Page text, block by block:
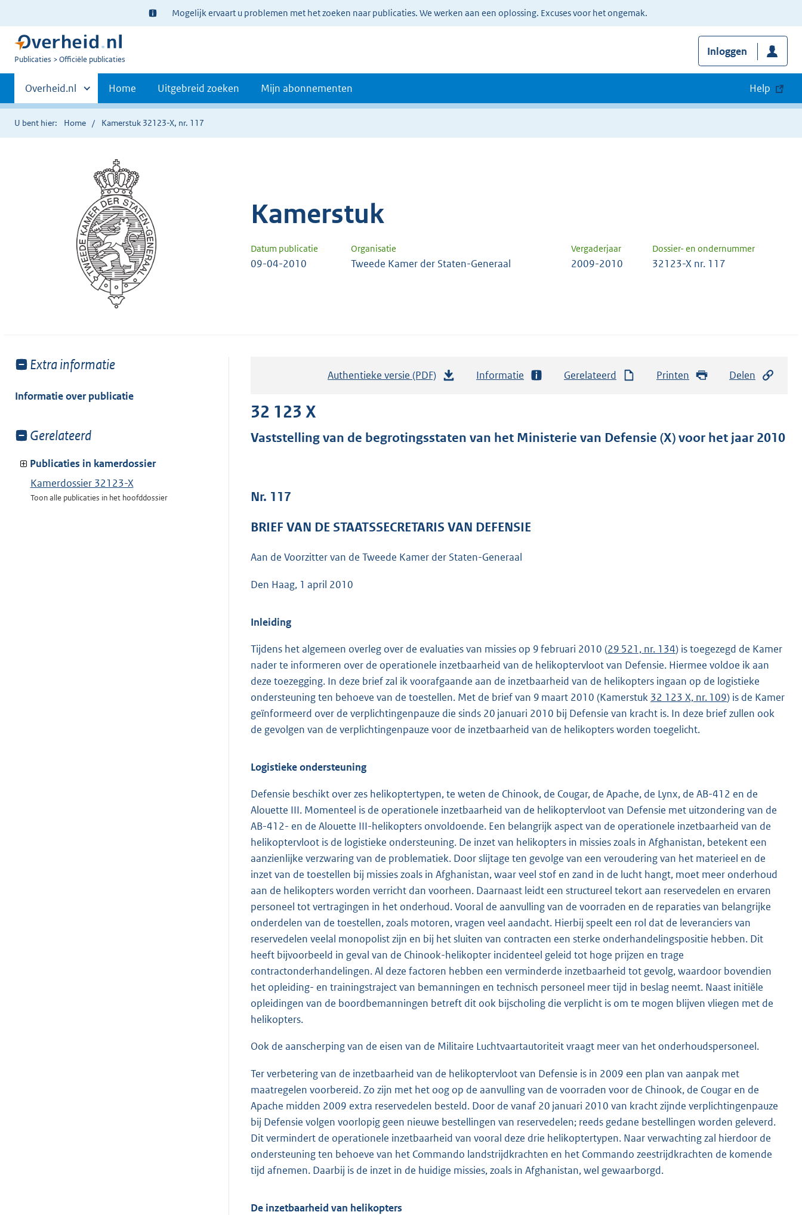
Ter
informatie:
Mogelijk ervaart u problemen met het zoeken naar publicaties. We werken aan een oplossing. Excuses voor het ongemak.
U
Publicaties Officiële publicaties
Inloggen
Primaire
navigatie
Andere
sites
binnen
Overheid.nl Home Uitgebreid zoeken Mijn abonnementen Help
U bent hier: Home Kamerstuk 32123-X, nr. 117
Kamerstuk
Datum publicatie Organisatie Vergaderjaar Dossier- en ondernummer
09-04-2010 Tweede Kamer der Staten-Generaal 2009-2010 32123-X nr. 117
Toon
van:
Extra informatie
Informatie over publicatie
Toon
van:
Gerelateerd
Publicaties in kamerdossier
Kamerdossier 32123-X
Toon alle publicaties in het hoofddossier
Authentieke versie (PDF)
a
r
o
9
K
b
Informatie Gerelateerd Printen Delen
32 123 X
Vaststelling van de begrotingsstaten van het Ministerie van Defensie (X) voor het jaar 2010
Nr. 117
BRIEF VAN DE STAATSSECRETARIS VAN DEFENSIE
Aan de Voorzitter van de Tweede Kamer der Staten-Generaal
Den Haag, 1 april 2010
Inleiding
Tijdens het algemeen overleg over de evaluaties van missies op 9 februari 2010 (29 521, nr. 134) is toegezegd de Kamer
nader te informeren over de operationele inzetbaarheid van de helikoptervloot van Defensie. Hiermee voldoe ik aan
deze toezegging. In deze brief zal ik voorafgaande aan de inzetbaarheid van de helikopters ingaan op de logistieke
ondersteuning ten behoeve van de toestellen. Met de brief van 9 maart 2010 (Kamerstuk 32 123 X, nr. 109) is de Kamer
geïnformeerd over de verplichtingenpauze die sinds 20 januari 2010 bij Defensie van kracht is. In deze brief zullen ook
de gevolgen van de verplichtingenpauze voor de inzetbaarheid van de helikopters worden toegelicht.
Logistieke ondersteuning
Defensie beschikt over zes helikoptertypen, te weten de Chinook, de Cougar, de Apache, de Lynx, de AB-412 en de
Alouette III. Momenteel is de operationele inzetbaarheid van de helikoptervloot van Defensie met uitzondering van de
AB-412- en de Alouette III-helikopters onvoldoende. Een belangrijk aspect van de operationele inzetbaarheid van de
helikoptervloot is de logistieke ondersteuning. De inzet van helikopters in missies zoals in Afghanistan, betekent een
aanzienlijke verzwaring van de problematiek. Door slijtage ten gevolge van een veroudering van het materieel en de
inzet van de toestellen bij missies zoals in Afghanistan, waar veel stof en zand in de lucht hangt, moet meer onderhoud
aan de helikopters worden verricht dan voorheen. Daarnaast leidt een structureel tekort aan reservedelen en ervaren
personeel tot vertragingen in het onderhoud. Vooral de aanvulling van de voorraden en de reparaties van belangrijke
onderdelen van de toestellen, zoals motoren, vragen veel aandacht. Hierbij speelt een rol dat de leveranciers van
reservedelen veelal monopolist zijn en bij het sluiten van contracten een sterke onderhandelingspositie hebben. Dit
heeft bijvoorbeeld in geval van de Chinook-helikopter incidenteel geleid tot hoge prijzen en trage
contractonderhandelingen. Al deze factoren hebben een verminderde inzetbaarheid tot gevolg, waardoor bovendien
het opleiding- en trainingstraject van bemanningen en technisch personeel meer tijd in beslag neemt. Naast initiële
opleidingen van de boordbemanningen betreft dit ook bijscholing die verplicht is om te mogen blijven vliegen met de
helikopters.
Ook de aanscherping van de eisen van de Militaire Luchtvaartautoriteit vraagt meer van het onderhoudspersoneel.
Ter verbetering van de inzetbaarheid van de helikoptervloot van Defensie is in 2009 een plan van aanpak met
maatregelen voorbereid. Zo zijn met het oog op de aanvulling van de voorraden voor de Chinook, de Cougar en de
Apache midden 2009 extra reservedelen besteld. Door de vanaf 20 januari 2010 van kracht zijnde verplichtingenpauze
bij Defensie volgen voorlopig geen nieuwe bestellingen van reservedelen; reeds gedane bestellingen worden geleverd.
Dit vermindert de operationele inzetbaarheid van vooral deze drie helikoptertypen. Naar verwachting zal hierdoor de
ondersteuning ten behoeve van het Commando landstrijdkrachten en het Commando zeestrijdkrachten de komende
tijd afnemen. Daarbij is de inzet in de huidige missies, zoals in Afghanistan, wel gewaarborgd.
De inzetbaarheid van helikopters